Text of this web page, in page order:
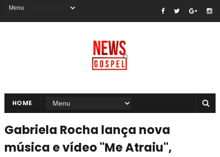
HOME
Gabriela Rocha lança nova
música e vídeo "Me Atraiu",